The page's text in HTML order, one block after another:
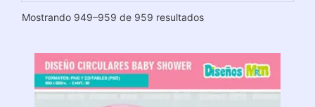
Mostrando 949–959 de 959 resultadosOrdenado
últimos